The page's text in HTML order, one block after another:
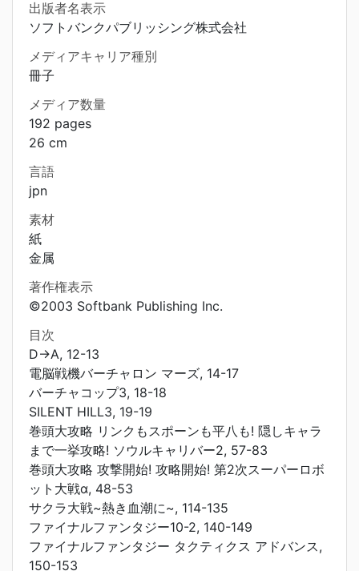
出版者名表示
ソフトバンクパブリッシング株式会社
メディアキャリア種別
冊子
メディア数量
192 pages
26 cm
言語
jpn
素材
紙
金属
著作権表示
©2003 Softbank Publishing Inc.
目次
D→A, 12-13
電脳戦機バーチャロン マーズ, 14-17
バーチャコップ3, 18-18
SILENT HILL3, 19-19
巻頭大攻略 リンクもスポーンも平八も! 隠しキャラ
まで一挙攻略! ソウルキャリバー2, 57-83
巻頭大攻略 攻撃開始! 攻略開始! 第2次スーパーロボ
ット大戦α, 48-53
サクラ大戦~熱き血潮に~, 114-135
ファイナルファンタジー10-2, 140-149
ファイナルファンタジー タクティクス アドバンス,
150-153